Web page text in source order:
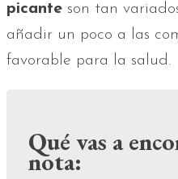
picante son tan
añadir un poco a las
favorable para la salud.
Qué vas a
nota: